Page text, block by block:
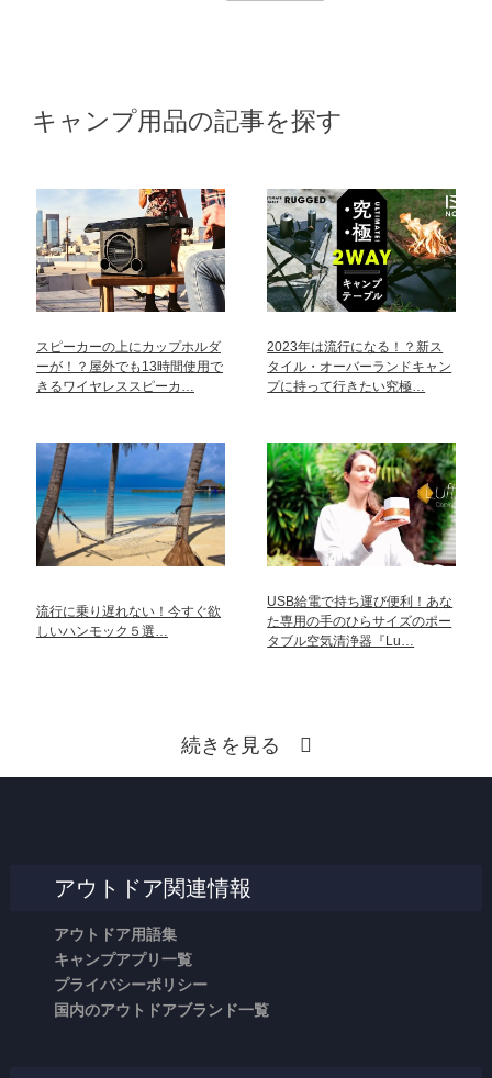
キャンプ用品の記事を探す
スピーカーの上にカップホルダ
ーが！？屋外でも13時間使用で
きるワイヤレススピーカ…
2023年は流行になる！？新ス
タイル・オーバーランドキャン
プに持って行きたい究極…
流行に乗り遅れない！今すぐ欲
しいハンモック５選…
USB給電で持ち運び便利！あな
た専用の手のひらサイズのポー
タブル空気清浄器『Lu…
続きを見る
アウトドア関連情報
アウトドア用語集
キャンプアプリ一覧
プライバシーポリシー
国内のアウトドアブランド一覧